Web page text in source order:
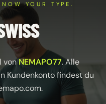
YOUR TYPE.
vonNEMAPO77. Alle
Kundenkonto findest du
.